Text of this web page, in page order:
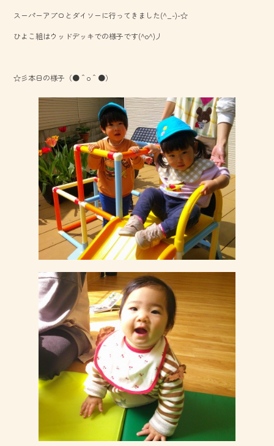
スーパーアプロとダイソーに行ってきました(^_-)-☆
ひよこ組はウッドデッキでの様子です(^o^)丿
☆彡本日の様子（●＾o＾●）